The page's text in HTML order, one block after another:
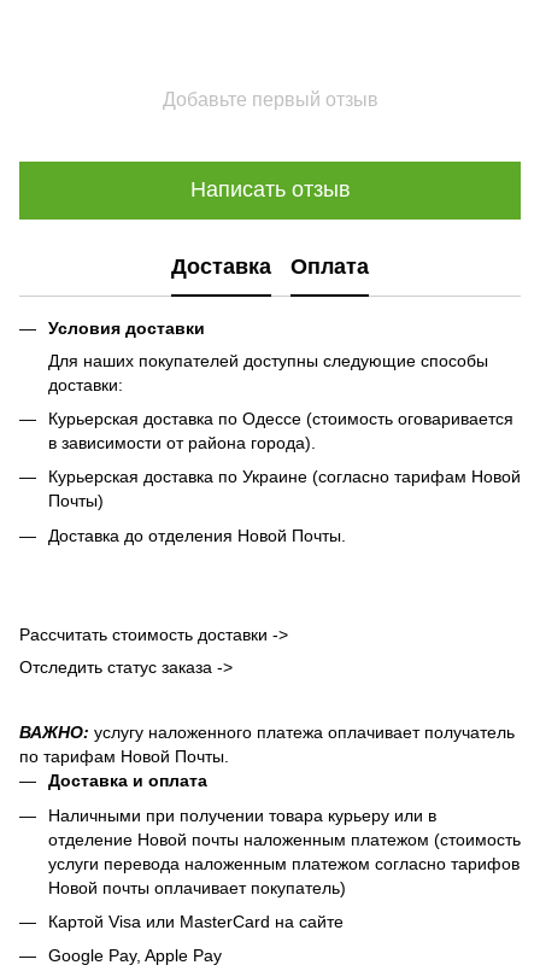
Добавьте первый отзыв
Написать отзыв
Доставка Оплата
Условия доставки
Для наших покупателей доступны следующие способы
доставки:
Курьерская доставка по Одессе (стоимость оговаривается
в зависимости от района города).
Курьерская доставка по Украине (согласно тарифам Новой
Почты)
Доставка до отделения Новой Почты.
Рассчитать стоимость доставки ->
Отследить статус заказа ->
ВАЖНО: услугу наложенного платежа оплачивает получатель
по тарифам Новой Почты.
Доставка и оплата
Наличными при получении товара курьеру или в
отделение Новой почты наложенным платежом (стоимость
услуги перевода наложенным платежом согласно тарифов
Новой почты оплачивает покупатель)
Картой Visa или MasterCard на сайте
Google Pay, Apple Pay